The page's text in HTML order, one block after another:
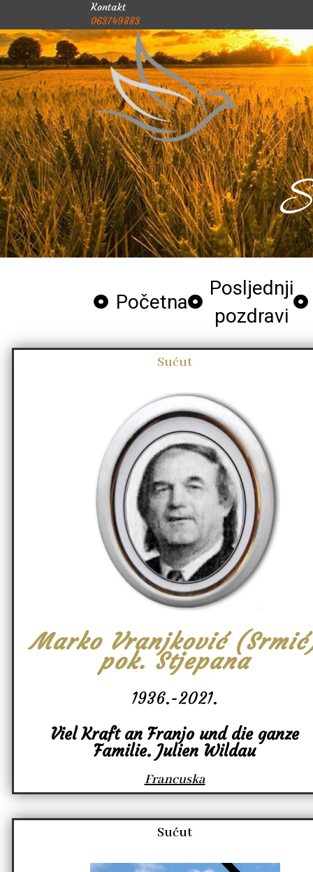
Kontakt
063749883
Početna
Posljednji
pozdravi
Sućut
Marko Vranjković
pok. Stjepana
1936.-2021.
Viel Kraft an Franjo und die ganze
Familie. Julien Wildau
Francuska
Sućut